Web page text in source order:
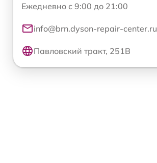
Ежедневно с 9:00 до 21:00
info@brn.dyson-repair-center.ru
Павловский тракт, 251В